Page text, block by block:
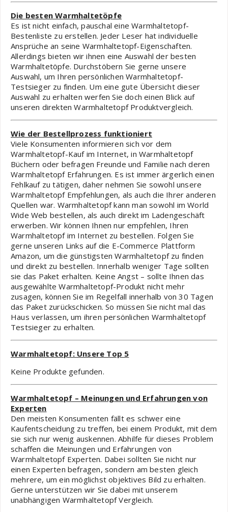
Die besten Warmhaltetöpfe
Es ist nicht einfach, pauschal eine Warmhaltetopf-
Bestenliste zu erstellen. Jeder Leser hat individuelle
Ansprüche an seine Warmhaltetopf-Eigenschaften.
Allerdings bieten wir ihnen eine Auswahl der besten
Warmhaltetöpfe. Durchstöbern Sie gerne unsere
Auswahl, um Ihren persönlichen Warmhaltetopf-
Testsieger zu finden. Um eine gute Übersicht dieser
Auswahl zu erhalten werfen Sie doch einen Blick auf
unseren direkten Warmhaltetopf Produktvergleich.
Wie der Bestellprozess funktioniert
Viele Konsumenten informieren sich vor dem
Warmhaltetopf-Kauf im Internet, in Warmhaltetopf
Büchern oder befragen Freunde und Familie nach deren
Warmhaltetopf Erfahrungen. Es ist immer ärgerlich einen
Fehlkauf zu tätigen, daher nehmen Sie sowohl unsere
Warmhaltetopf Empfehlungen, als auch die Ihrer anderen
Quellen war. Warmhaltetopf kann man sowohl im World
Wide Web bestellen, als auch direkt im Ladengeschäft
erwerben. Wir können Ihnen nur empfehlen, Ihren
Warmhaltetopf im Internet zu bestellen. Folgen Sie
gerne unseren Links auf die E-Commerce Plattform
Amazon, um die günstigsten Warmhaltetopf zu finden
und direkt zu bestellen. Innerhalb weniger Tage sollten
sie das Paket erhalten. Keine Angst – sollte Ihnen das
ausgewählte Warmhaltetopf-Produkt nicht mehr
zusagen, können Sie im Regelfall innerhalb von 30 Tagen
das Paket zurückschicken. So müssen Sie nicht mal das
Haus verlassen, um ihren persönlichen Warmhaltetopf
Testsieger zu erhalten.
Warmhaltetopf: Unsere Top 5
Keine Produkte gefunden.
Warmhaltetopf – Meinungen und Erfahrungen von
Experten
Den meisten Konsumenten fällt es schwer eine
Kaufentscheidung zu treffen, bei einem Produkt, mit dem
sie sich nur wenig auskennen. Abhilfe für dieses Problem
schaffen die Meinungen und Erfahrungen von
Warmhaltetopf Experten. Dabei sollten Sie nicht nur
einen Experten befragen, sondern am besten gleich
mehrere, um ein möglichst objektives Bild zu erhalten.
Gerne unterstützen wir Sie dabei mit unserem
unabhängigen Warmhaltetopf Vergleich.